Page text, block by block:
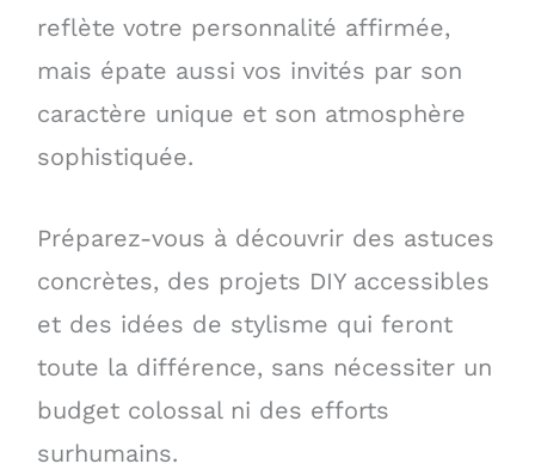
reflète votre personnalité affirmée,
mais épate aussi vos invités par son
caractère unique et son atmosphère
sophistiquée.
Préparez-vous à découvrir des astuces
concrètes, des projets DIY accessibles
et des idées de stylisme qui feront
toute la différence, sans nécessiter un
budget colossal ni des efforts
surhumains.